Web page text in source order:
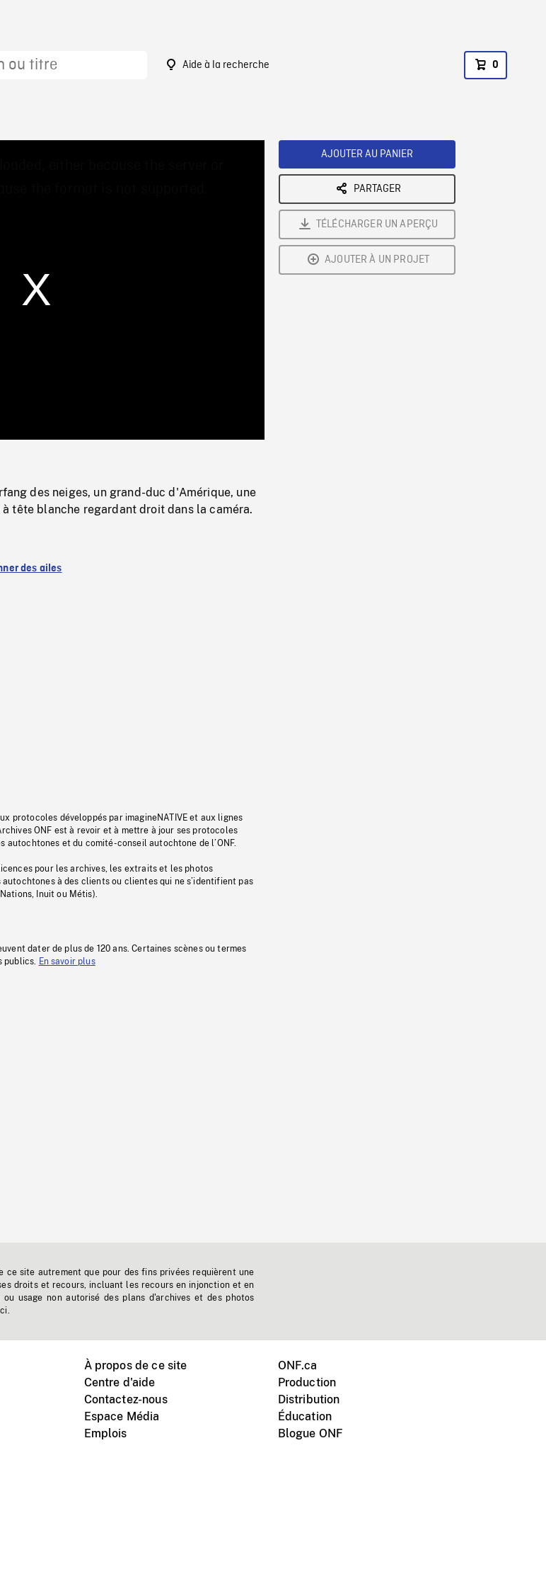
Aide à la recherche 0
0%
Rate
des neiges, un grand-duc d'Amérique, une
tête blanche regardant droit dans la caméra.
des ailes
protocoles développés par imagineNATIVE et aux lignes
ONF est à revoir et à mettre à jour ses protocoles
autochtones et du comité-conseil autochtone de l’ONF.
pour les archives, les extraits et les photos
à des clients ou clientes qui ne s’identifient pas
Inuit ou Métis).
dater de plus de 120 ans. Certaines scènes ou termes
En savoir plus
AJOUTER AU PANIER
PARTAGER
TÉLÉCHARGER UN APERÇU
AJOUTER À UN PROJET
ce site autrement que pour des fins privées requièrent une
droits et recours, incluant les recours en injonction et en
usage non autorisé des plans d'archives et des photos
À propos de ce site
Centre d'aide
Contactez-nous
Espace Média
Emplois
ONF.ca
Production
Distribution
Éducation
Blogue ONF